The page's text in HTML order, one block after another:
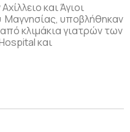
και Άγιοι
υποβλήθηκαν
κλιμάκια γιατρών των
και